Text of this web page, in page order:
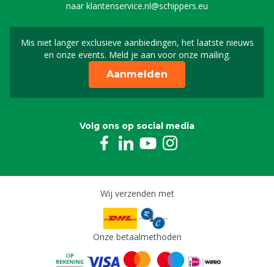
naarklantenservice.nl@schippers.eu
Mis niet langer exclusieve aanbiedingen, het laatste nieuws
en onze events. Meld je aan voor onze mailing.
Schrijf je in voor onze
Aanmelden
Volg ons op social media
Wij verzenden met
Onze betaalmethoden